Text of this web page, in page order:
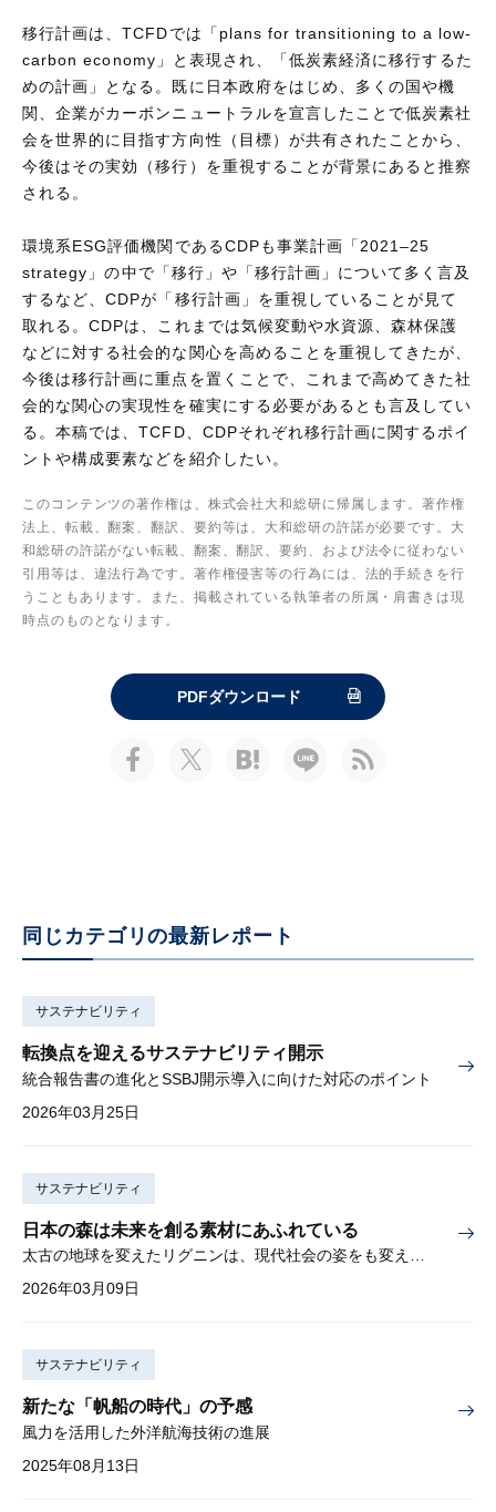
移行計画は、TCFDでは「plans for transitioning to a low-
carbon economy」と表現され、「低炭素経済に移行するた
めの計画」となる。既に日本政府をはじめ、多くの国や機
関、企業がカーボンニュートラルを宣言したことで低炭素社
会を世界的に目指す方向性（目標）が共有されたことから、
今後はその実効（移行）を重視することが背景にあると推察
される。
環境系ESG評価機関であるCDPも事業計画「2021–25
strategy」の中で「移行」や「移行計画」について多く言及
するなど、CDPが「移行計画」を重視していることが見て
取れる。CDPは、これまでは気候変動や水資源、森林保護
などに対する社会的な関心を高めることを重視してきたが、
今後は移行計画に重点を置くことで、これまで高めてきた社
会的な関心の実現性を確実にする必要があるとも言及してい
る。本稿では、TCFD、CDPそれぞれ移行計画に関するポイ
ントや構成要素などを紹介したい。
このコンテンツの著作権は、株式会社大和総研に帰属します。著作権
法上、転載、翻案、翻訳、要約等は、大和総研の許諾が必要です。大
和総研の許諾がない転載、翻案、翻訳、要約、および法令に従わない
引用等は、違法行為です。著作権侵害等の行為には、法的手続きを行
うこともあります。また、掲載されている執筆者の所属・肩書きは現
時点のものとなります。
PDFダウンロード
同じカテゴリの最新レポート
サステナビリティ
転換点を迎えるサステナビリティ開示
統合報告書の進化とSSBJ開示導入に向けた対応のポイント
2026年03月25日
サステナビリティ
日本の森は未来を創る素材にあふれている
太古の地球を変えたリグニンは、現代社会の姿をも変えるか？
2026年03月09日
サステナビリティ
新たな「帆船の時代」の予感
風力を活用した外洋航海技術の進展
2025年08月13日